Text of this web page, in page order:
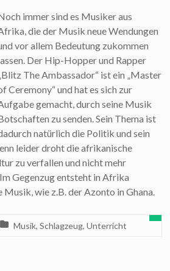
immer sind es Musiker aus
die der Musik neue Wendungen
vor allem Bedeutung zukommen
Der Hip-Hopper und Rapper
The Ambassador“ ist ein „Master
Ceremony“ und hat es sich zur
gemacht, durch seine Musik
zu senden. Sein Thema ist
natürlich die Politik und sein
leider droht die afrikanische
zu verfallen und nicht mehr
Gegenzug entsteht in Afrika
wie z.B. der Azonto in Ghana.
Musik,Schlagzeug,Unterricht